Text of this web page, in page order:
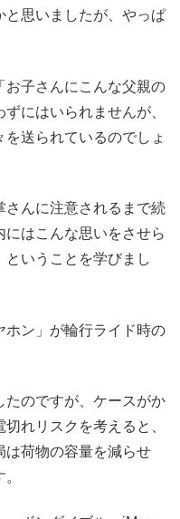
と思いましたが、やっぱ
お子さんにこんな父親の
にはいられませんが、
送られているのでしょ
さんに注意されるまで続
はこんな思いをさせら
いうことを学びまし
ホン」が輪行ライド時の
たのですが、ケースがか
れリスクを考えると、
は荷物の容量を減らせ